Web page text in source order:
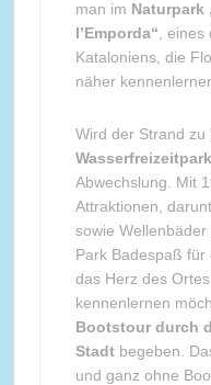
man im Naturpark
l’Emporda“ ,
Kataloniens, die
näher
Wird der Strand zu
Abwechslung. Mit
Attraktionen,
sowie
Park Badespaß
das Herz des
kennenlernen
Bootstour durch
Stadtbegeben.
und ganz ohne